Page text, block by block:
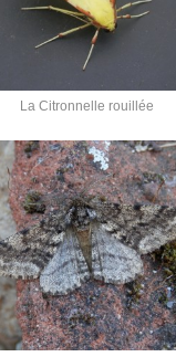
La Citronnelle rouillée